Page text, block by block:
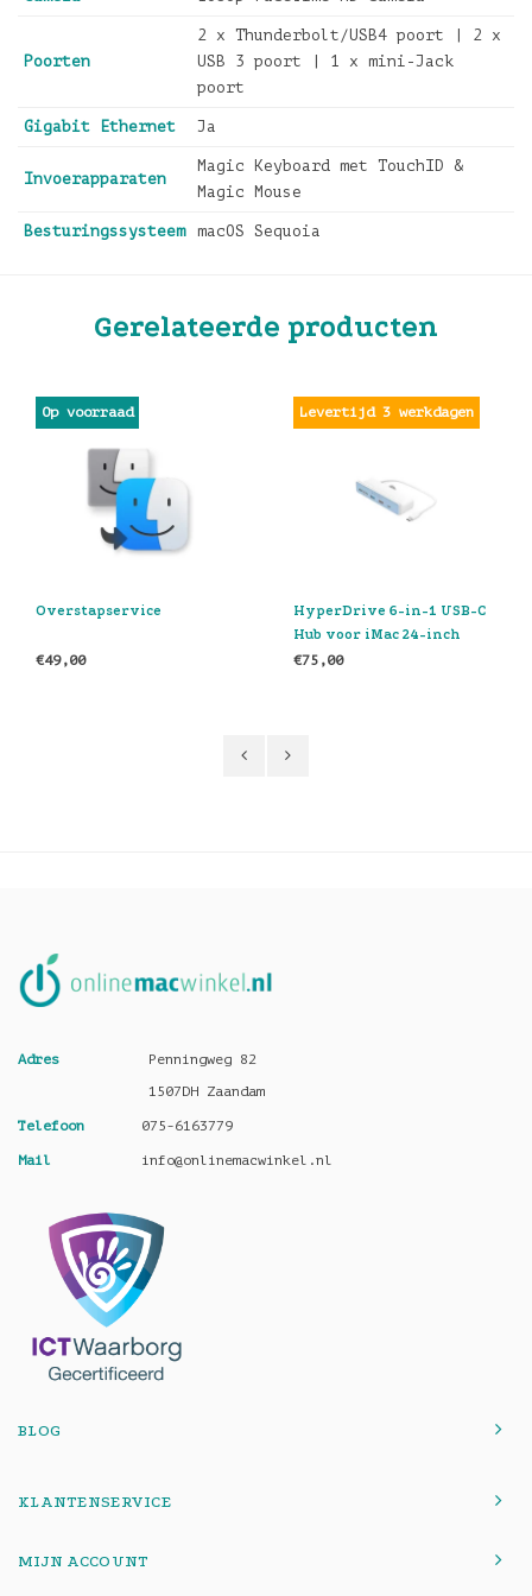
Poorten
2 x Thunderbolt/USB4 poort | 2 x
USB 3 poort | 1 x mini-Jack
poort
Gigabit Ethernet Ja
Invoerapparaten
Magic Keyboard met TouchID &
Magic Mouse
Besturingssysteem macOS Sequoia
Gerelateerde producten
Levertijd 3 werkdagen
HyperDrive 6-in-1 USB-C
€75,00
Op voorraad
Thunderbolt 4 Dock
€269,00
Adres
Penningweg 82
1507DH Zaandam
Telefoon 075-6163779
Mail info@onlinemacwinkel.nl
BLOG
KLANTENSERVICE
MIJN ACCOUNT